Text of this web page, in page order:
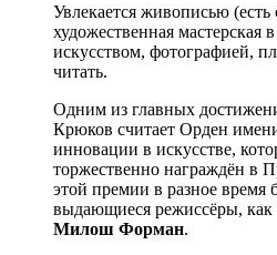
Увлекается живописью (есть
художественная
искусством, фотографией,
читать.
Одним из главных
Крюков считает Орден
инновации в искусстве,
торжественно награждён в
этой премии в разное время
выдающиеся режиссёры, как
Милош Форман.